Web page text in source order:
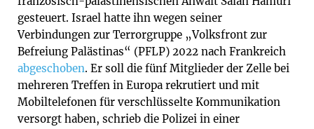
gesteuert. Israel hatte ihn wegen seiner
Verbindungen zur Terrorgruppe „Volksfront zur
Befreiung Palästinas“ (PFLP) 2022 nach Frankreich
abgeschoben. Er soll die fünf Mitglieder der Zelle bei
mehreren Treffen in Europa rekrutiert und mit
Mobiltelefonen für verschlüsselte Kommunikation
versorgt haben, schrieb die Polizei in einer